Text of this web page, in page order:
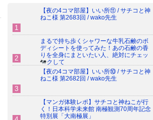
【夜の4コマ部屋】いい所⑪ / サチコと神
ねこ様 第2683回 / wako先生
まるで持ち歩くシャワーな牛乳石鹸のボ
ディシートを使ってみた！あの石鹸の香
りを全身にまといたい人、絶対にチェッ
クして
【夜の4コマ部屋】いい所⑩ / サチコと神
ねこ様 第2682回 / wako先生
【マンガ体験レポ】サチコと神ねこが行
く！日本科学未来館 南極観測70周年記念
特別展「大南極展」